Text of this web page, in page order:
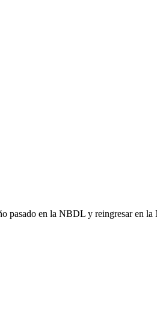
pasado en la NBDL y reingresar en